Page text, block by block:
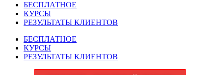
БЕСПЛАТНОЕ
КУРСЫ
РЕЗУЛЬТАТЫ КЛИЕНТОВ
БЕСПЛАТНОЕ
КУРСЫ
РЕЗУЛЬТАТЫ КЛИЕНТОВ